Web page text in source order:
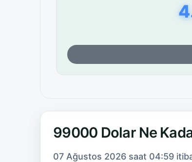
99000 Dolar Ne
07 Ağustos 2026 saat 04:59